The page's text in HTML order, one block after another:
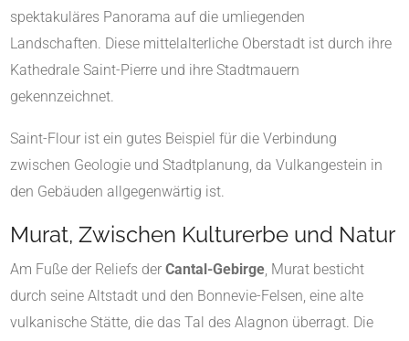
spektakuläres Panorama auf die umliegenden
Landschaften. Diese mittelalterliche Oberstadt ist durch ihre
Kathedrale Saint-Pierre und ihre Stadtmauern
gekennzeichnet.
Saint-Flour ist ein gutes Beispiel für die Verbindung
zwischen Geologie und Stadtplanung, da Vulkangestein in
den Gebäuden allgegenwärtig ist.
Murat, Zwischen Kulturerbe und Natur
Am Fuße der Reliefs der Cantal-Gebirge, Murat besticht
durch seine Altstadt und den Bonnevie-Felsen, eine alte
vulkanische Stätte, die das Tal des Alagnon überragt. Die